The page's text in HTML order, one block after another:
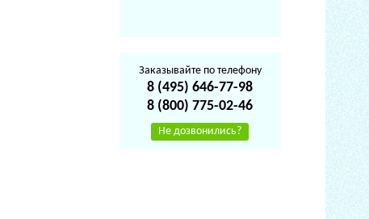
Заказывайте по телефону
8 (495) 646-77-98
8 (800) 775-02-46
Не дозвонились?